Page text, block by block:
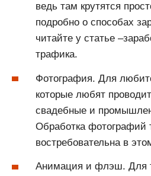
ведь там крутятся
подробно о способах
читайте у статье
трафика.
Фотография. Для
которые любят
свадебные и
Обработка фотографий
востребовательна в
Анимация и флэш. Для